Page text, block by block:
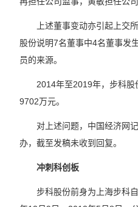
上述董事变动亦引起上交所
股份说明7名董事中4名董事发
员的来源。
2014年至2019年，步科股
9702万元。
对上述问题，中国经济网记
办，截至发稿未收到回复。
冲刺科创板
步科股份前身为上海步科自